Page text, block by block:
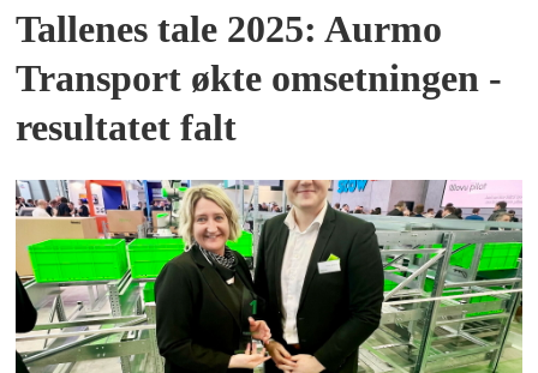
Tallenes tale 2025: Aurmo
Transport økte omsetningen -
resultatet falt